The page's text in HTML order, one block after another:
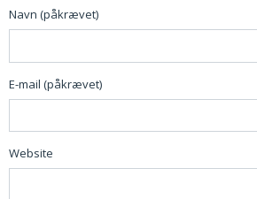
Navn (påkrævet)
E-mail (påkrævet)
Website